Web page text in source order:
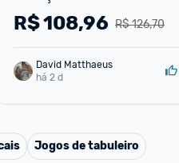
cada
R$ 126,70
R$108,96
há 2 d
Jogos de tabuleiro